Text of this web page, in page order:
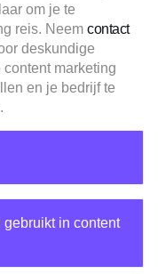
om je te
reis. Neem contact
deskundige
marketing
en je bedrijf te
in content